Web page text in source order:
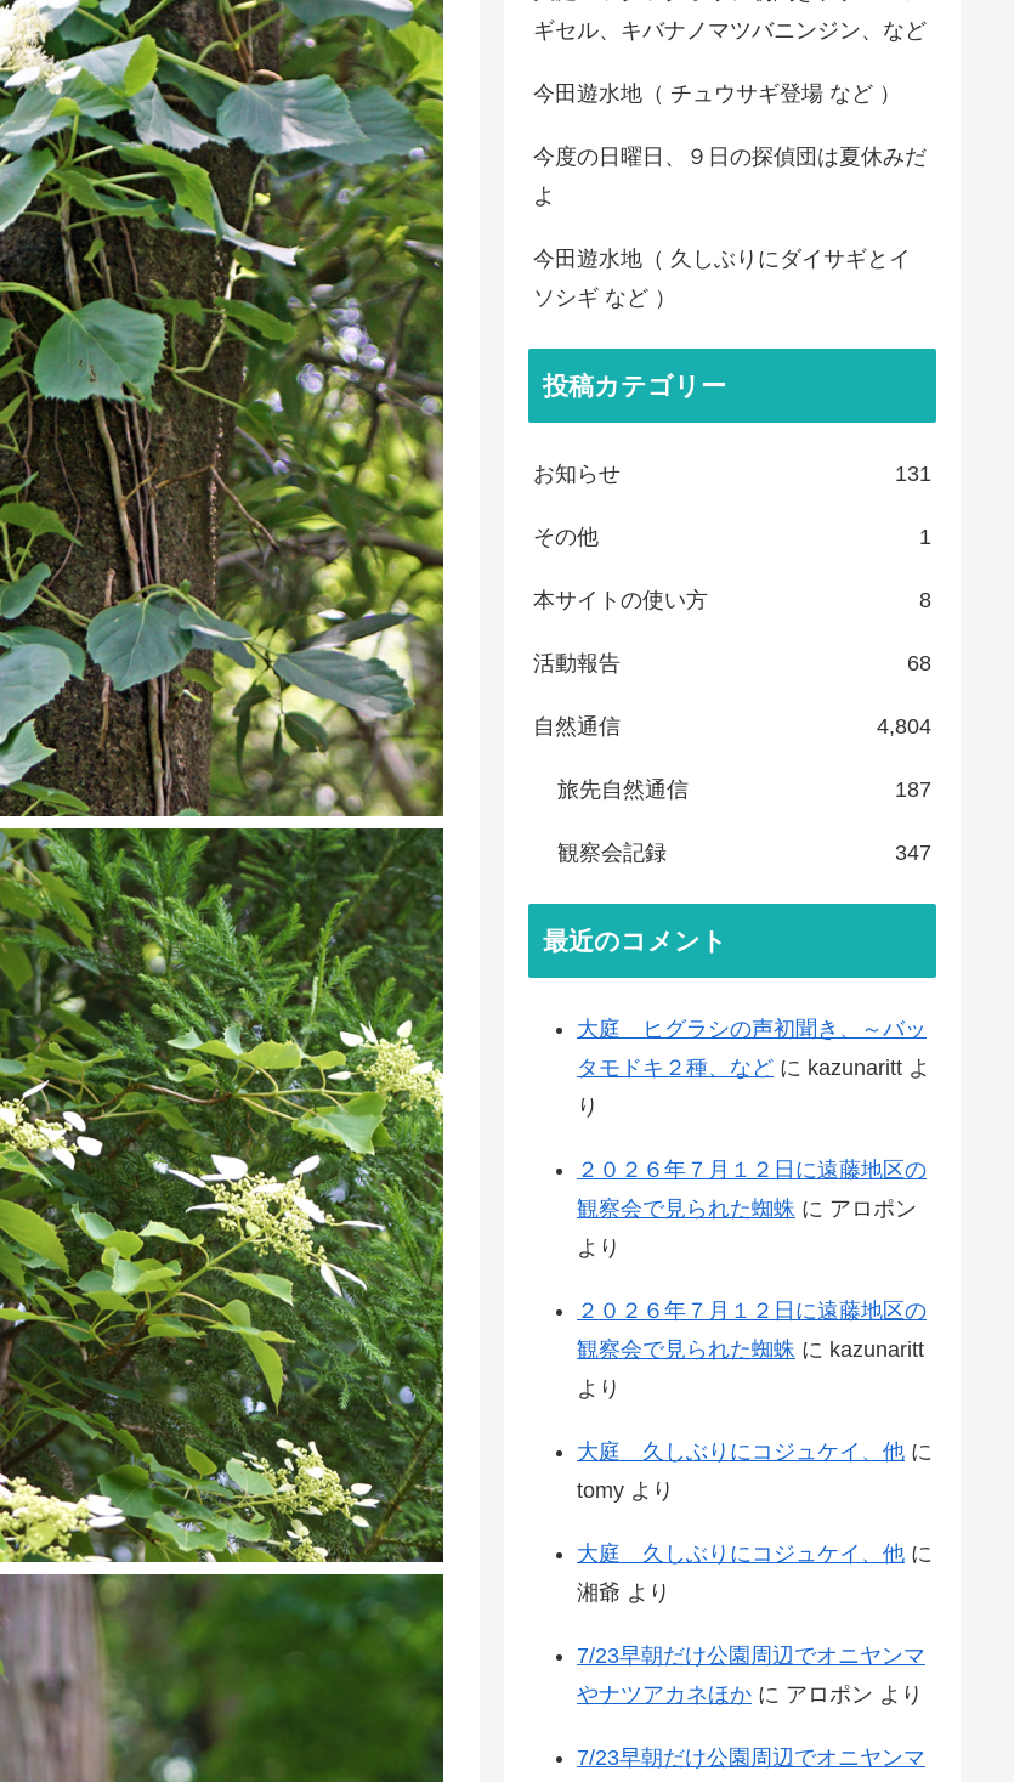
ギセル、キバナノマツバニンジン、など
今田遊水地（ チュウサギ登場 など ）
今度の日曜日、９日の探偵団は夏休みだ
よ
今田遊水地（ 久しぶりにダイサギとイ
ソシギ など ）
投稿カテゴリー
お知らせ 131
その他 1
本サイトの使い方 8
活動報告 68
自然通信 4,804
旅先自然通信 187
観察会記録 347
最近のコメント
大庭 ヒグラシの声初聞き、～バッ
タモドキ２種、など に kazunaritt よ
り
２０２６年７月１２日に遠藤地区の
観察会で見られた蜘蛛 に アロポン
より
２０２６年７月１２日に遠藤地区の
観察会で見られた蜘蛛 に kazunaritt
より
大庭 久しぶりにコジュケイ、他 に
tomy より
大庭 久しぶりにコジュケイ、他 に
湘爺 より
7/23早朝だけ公園周辺でオニヤンマ
やナツアカネほか に アロポン より
7/23早朝だけ公園周辺でオニヤンマ